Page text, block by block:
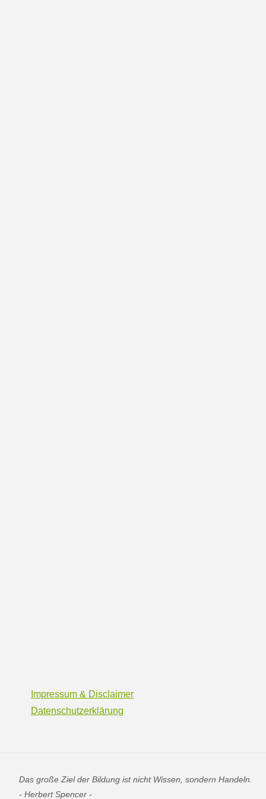
Impressum & Disclaimer
Datenschutzerklärung
Das große Ziel der Bildung ist nicht Wissen, sondern Handeln.
- Herbert Spencer -